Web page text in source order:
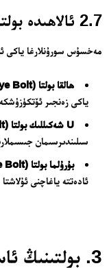
2.7 ئالاھىدە بولتىلار (Special Bolts)
مەخسۇس سورۇنلارغا ياكى
ھالقا بولتا (Eye Bolt)
ياكى زەنجىر ئۆتكۈزۈشكە
U شەكىللىك بولتا (U-Bolt)
سىلىندىرسىمان
بۇرۇلما بولتا (Carriage Bolt)
ئادەتتە ياغاچنى ئۇلاشتا
3. بولتىنىڭ ئاساسلىق رولى